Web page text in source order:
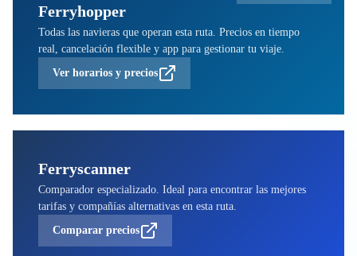
Ferryhopper
Todas las navieras que operan esta ruta. Precios en tiempo
real, cancelación flexible y app para gestionar tu viaje.
Ver horarios y precios
Ferryscanner
Comparador especializado. Ideal para encontrar las mejores
tarifas y compañías alternativas en esta ruta.
Comparar precios